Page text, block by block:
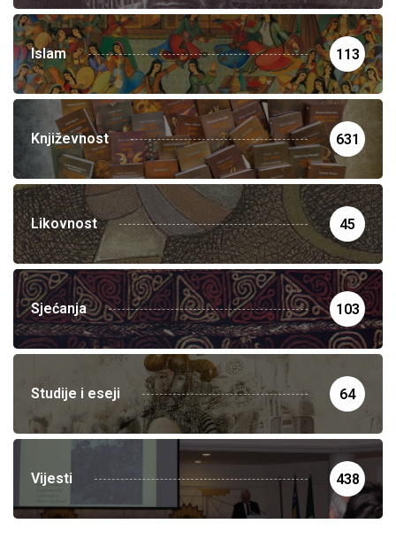
Islam 113
Književnost 631
Likovnost 45
Sjećanja 103
Studije i eseji 64
Vijesti 438